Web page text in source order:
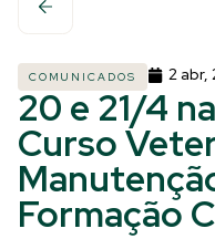
COMUNICADOS 2 abr,
20 e 21/4
Curso
Formação